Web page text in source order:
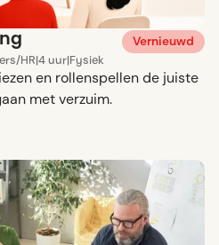
Vernieuwd
/HR|4 uur|Fysiek
en rollenspellen de juiste
met verzuim.